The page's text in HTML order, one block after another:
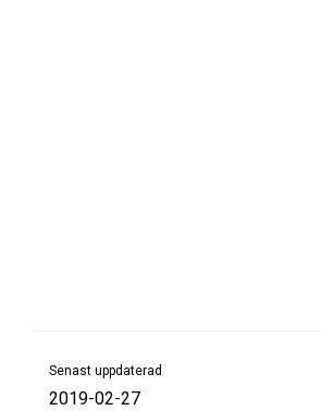
Senast uppdaterad
2019-02-27